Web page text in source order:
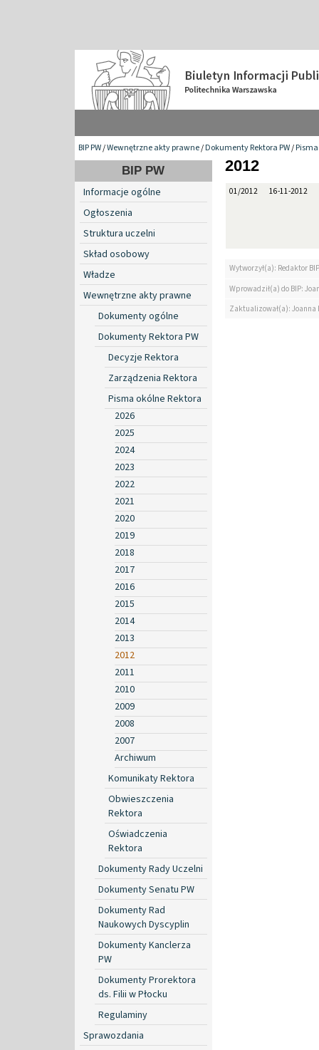
BIP PW/Wewnętrzne akty prawne/Dokumenty Rektora PW/
BIP PW
Informacje ogólne
Ogłoszenia
Struktura uczelni
Skład osobowy
Władze
Wewnętrzne akty prawne
Dokumenty ogólne
Dokumenty Rektora PW
Decyzje Rektora
Zarządzenia Rektora
Pisma okólne Rektora
2026
2025
2024
2023
2022
2021
2020
2019
2018
2017
2016
2015
2014
2013
2012
2011
2010
2009
2008
2007
Archiwum
Komunikaty Rektora
Obwieszczenia
Rektora
Oświadczenia
Rektora
Dokumenty Rady Uczelni
Dokumenty Senatu PW
Dokumenty Rad
Naukowych Dyscyplin
Dokumenty Kanclerza
PW
Dokumenty Prorektora
ds. Filii w Płocku
Regulaminy
Sprawozdania
2012
01/2012 16-11-2012
Wytworzył(a): Redaktor BIP
Wprowadził(a) do BIP:
Zaktualizował(a):